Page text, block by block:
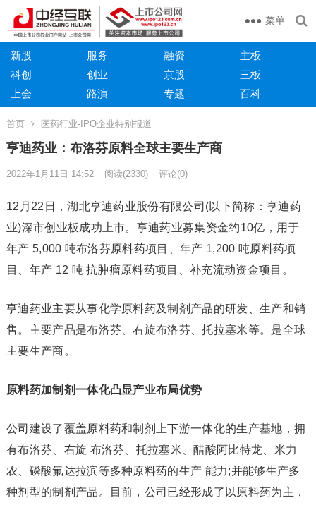
菜单
新股 服务 融资
主板
科创
创业 京股
三板
上会
路演 专题 百科
首页 医药行业-IPO企业特别报道
亨迪药业：布洛芬原料全球主要生产商
2022年1月11日 14:52 阅读(2330) 评论(0)
12月22日，湖北亨迪药业股份有限公司(以下简称：亨迪药
业)深市创业板成功上市。亨迪药业募集资金约10亿，用于
年产 5,000 吨布洛芬原料药项目、年产 1,200 吨原料药项
目、年产 12 吨 抗肿瘤原料药项目、补充流动资金项目。
亨迪药业主要从事化学原料药及制剂产品的研发、生产和销
售。主要产品是布洛芬、右旋布洛芬、托拉塞米等。是全球
主要生产商。
原料药加制剂一体化凸显产业布局优势
公司建设了覆盖原料药和制剂上下游一体化的生产基地，拥
有布洛芬、右旋 布洛芬、托拉塞米、醋酸阿比特龙、米力
农、磷酸氟达拉滨等多种原料药的生产 能力;并能够生产多
种剂型的制剂产品。目前，公司已经形成了以原料药为主，